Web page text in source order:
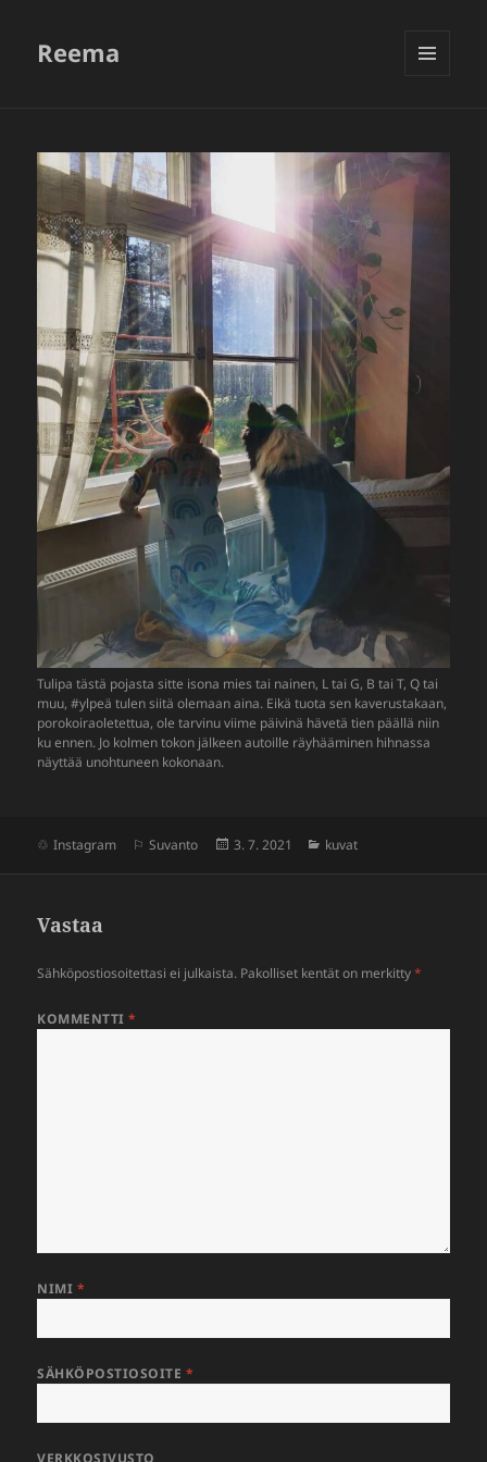
Reema
Tulipa tästä pojasta sitte isona mies tai nainen, L tai G, B tai T, Q tai
muu, #ylpeä tulen siitä olemaan aina. Eikä tuota sen kave­rus­ta­kaan,
poro­koi­rao­le­tettua, ole tarvinu viime päivinä hävetä tien päällä niin
ku ennen. Jo kolmen tokon jälkeen autoille räyhää­minen hihnassa
näyttää unoh­tu­neen koko­naan.
Instagram Suvanto Julkaistu
3. 7. 2021 Kategoriat
kuvat
Vastaa
Sähköpostiosoitettasi ei julkaista. Pakolliset kentät on merkitty*
KOMMENTTI*
NIMI *
SÄHKÖPOSTIOSOITE *
VERKKOSIVUSTO